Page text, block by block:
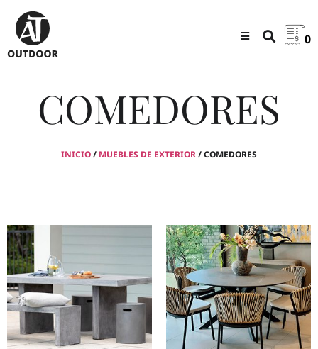
0
COMEDORES
INICIO/ MUEBLES DE EXTERIOR/ COMEDORES